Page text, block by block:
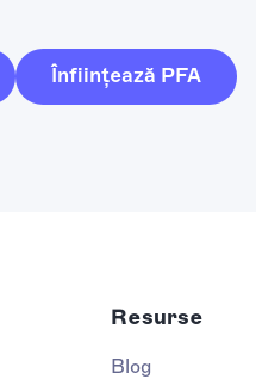
Înființează PFA
Resurse
Blog